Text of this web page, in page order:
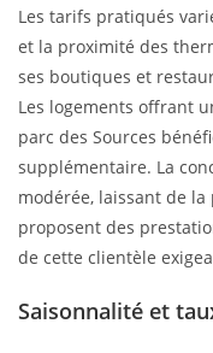
Les tarifs pratiqués
et la proximité des
ses boutiques et
Les logements offrant
parc des Sources
supplémentaire. La
modérée, laissant de
proposent des
de cette clientèle
Saisonnalité et